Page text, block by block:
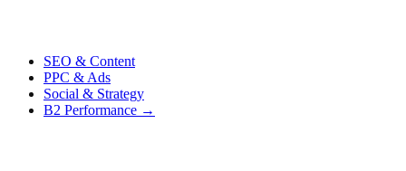
SEO & Content
PPC & Ads
Social & Strategy
B2 Performance →